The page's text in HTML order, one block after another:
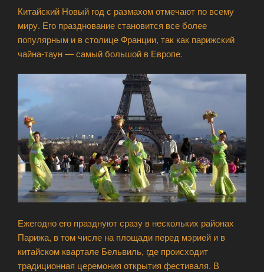
Китайский Новый год с размахом отмечают по всему
миру. Его празднование становится все более
популярным и в столице Франции, так как парижский
чайна-таун — самый большой в Европе.
Ежегодно его празднуют сразу в нескольких районах
Парижа, в том числе на площади перед мэрией и в
китайском квартале Бельвиль, где происходит
традиционная церемония открытия фестиваля. В